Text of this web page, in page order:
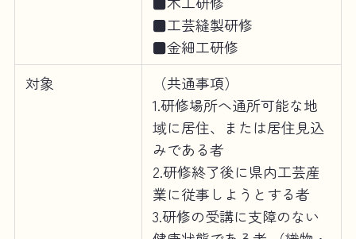
■工芸縫製研修
■金細工研修
対象
（共通事項）
1.研修場所へ通所可能な地
域に居住、または居住見込
みである者
2.研修終了後に県内工芸産
業に従事しようとする者
3.研修の受講に支障のない